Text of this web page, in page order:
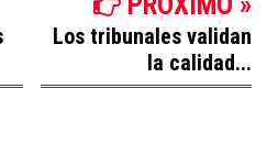
Los tribunales validan
la calidad...